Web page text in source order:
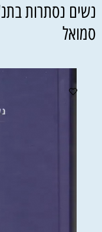
נשים נסתרות
סמואל